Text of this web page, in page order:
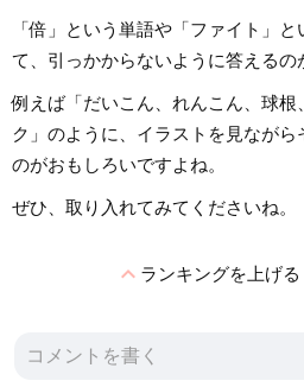
「倍」という単語や「ファイト」
て、引っかからないように答えるの
例えば「だいこん、れんこん、球根
ク」のように、イラストを見なが
のがおもしろいですよね。
ぜひ、取り入れてみてくださいね。
expand_lessランキングを上げる